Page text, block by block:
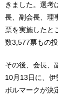
きました。選考
長、副会長、理
票を実施したと
数3,577票もの
その後、会長、
10月13日に、
ボルマークが決